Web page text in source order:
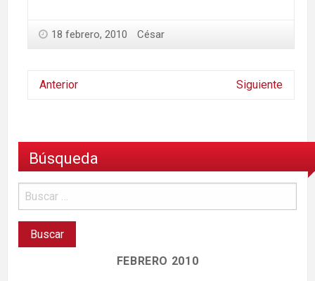
18 febrero, 2010 César
Anterior Siguiente
Búsqueda
FEBRERO 2010